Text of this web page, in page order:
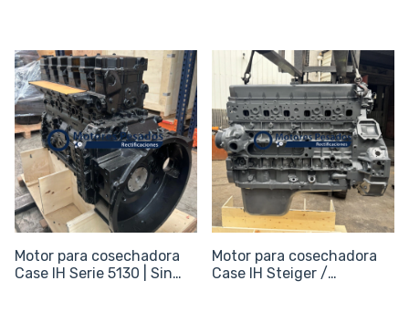
Motor para cosechadora
Case IH Serie 5130 | Sin
Motor para cosechadora
Case IH Steiger /